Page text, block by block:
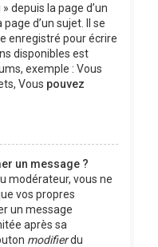
depuis la page d’un
d’un sujet. Il se
enregistré pour écrire
disponibles est
exemple : Vous
Vous pouvez
un message ?
modérateur, vous ne
vos propres
un message
après sa
modifierdu